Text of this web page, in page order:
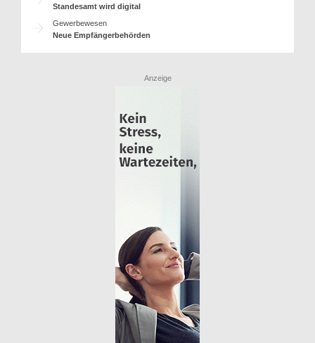
Standesamt wird digital
Gewerbewesen
Neue Empfängerbehörden
Anzeige